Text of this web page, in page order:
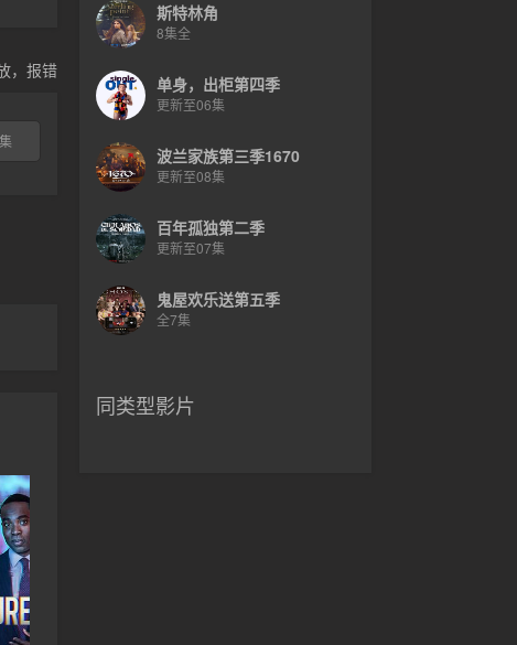
，报错
斯特林角
8集全
单身，出柜第四季
更新至06集
波兰家族第三季1670
更新至08集
百年孤独第二季
更新至07集
鬼屋欢乐送第五季
全7集
同类型影片